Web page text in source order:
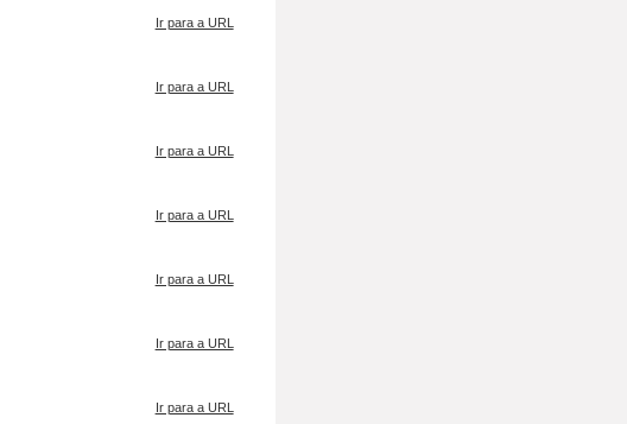
Ir para a URL
Ir para a URL
Ir para a URL
Ir para a URL
Ir para a URL
Ir para a URL
Ir para a URL